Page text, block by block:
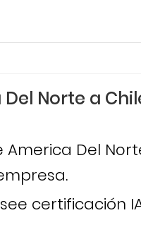
Norte a
Del
certificación